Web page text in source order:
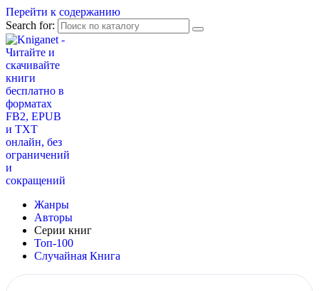
Перейти к содержанию
Search for:
Жанры
Авторы
Серии книг
Топ-100
Случайная Книга